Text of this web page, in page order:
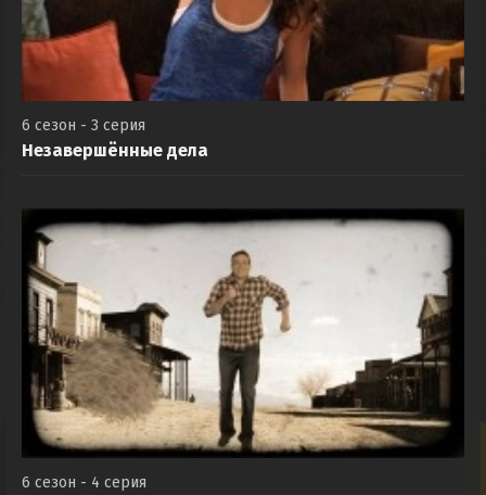
6 сезон - 3 серия
Незавершённые дела
6 сезон - 4 серия